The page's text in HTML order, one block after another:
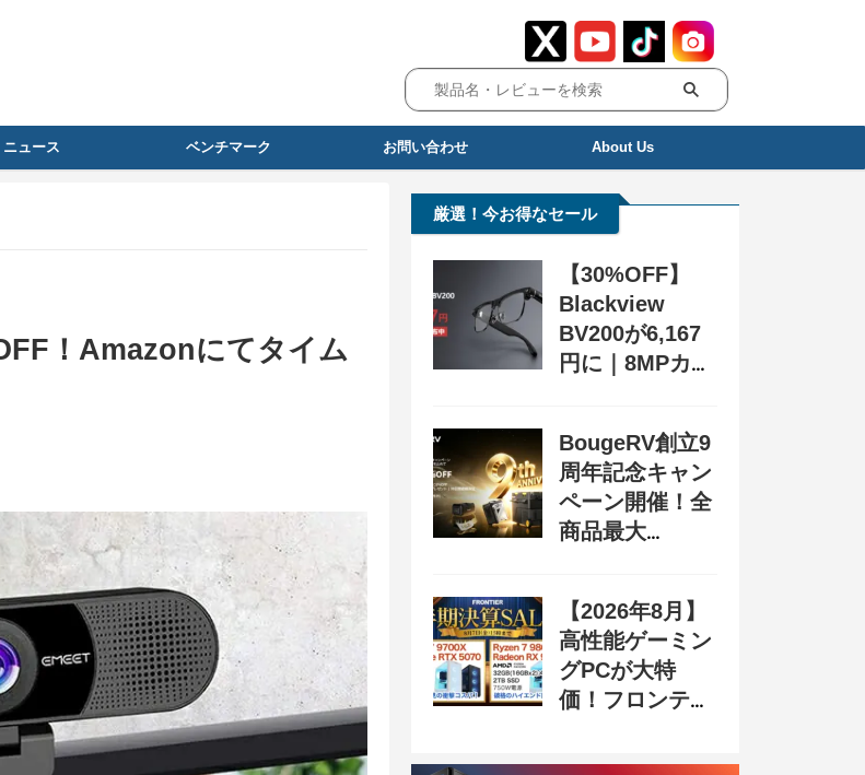
ニュース ベンチマーク お問い合わせ About Us
！Amazonにてタイム
厳選！今お得なセール
【30%OFF】
Blackview
BV200が6,167
円に｜8MPカメ
ン配布中
BougeRV創立9
周年記念キャン
ペーン開催！全
商品最大
31日まで
【2026年8月】
高性能ゲーミン
グPCが大特
価！フロンティ
SALE』開催、